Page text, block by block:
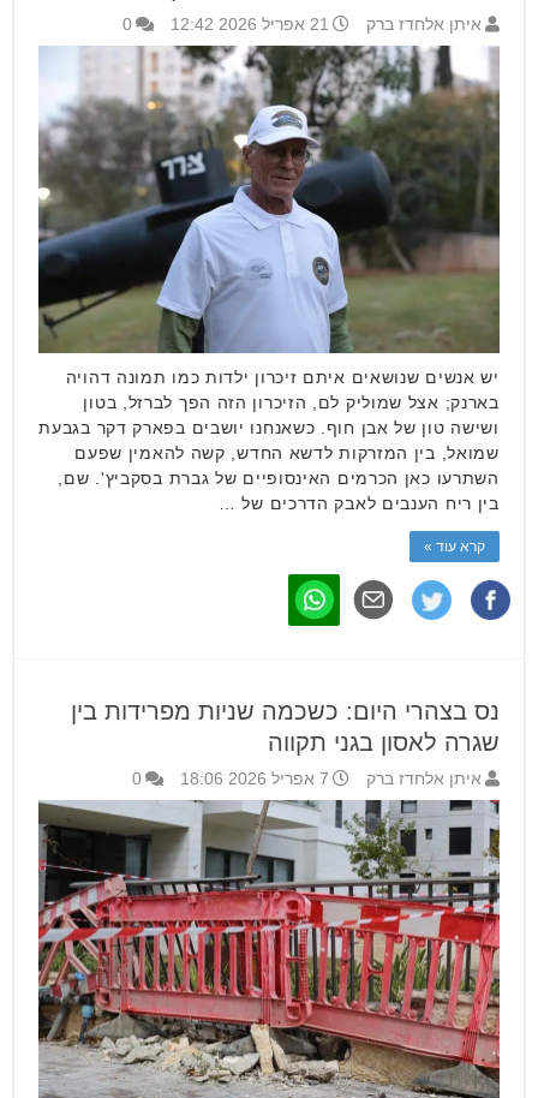
איתן אלחדז ברק 21 אפריל 2026 12:42 0
יש אנשים שנושאים איתם זיכרון ילדות כמו תמונה דהויה
בארנק; אצל שמוליק לם, הזיכרון הזה הפך לברזל, בטון
ושישה טון של אבן חוף. כשאנחנו יושבים בפארק דקר בגבעת
שמואל, בין המזרקות לדשא החדש, קשה להאמין שפעם
השתרעו כאן הכרמים האינסופיים של גברת בסקביץ'. שם,
בין ריח הענבים לאבק הדרכים של …
קרא עוד »
נס בצהרי היום: כשכמה שניות מפרידות בין
שגרה לאסון בגני תקווה
איתן אלחדז ברק 7 אפריל 2026 18:06 0